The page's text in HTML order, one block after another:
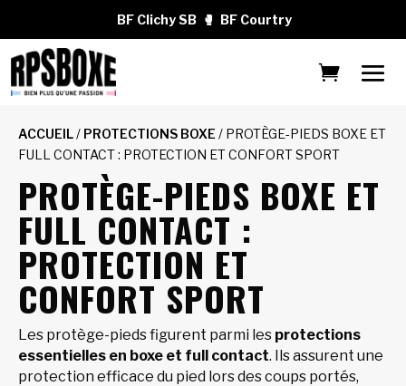
BF Clichy SB 🥊 BF Courtry
ACCUEIL/ PROTECTIONS BOXE / PROTÈGE-PIEDS BOXE ET
FULL CONTACT : PROTECTION ET CONFORT SPORT
PROTÈGE-PIEDS BOXE ET
FULL CONTACT :
PROTECTION ET
CONFORT SPORT
Les protège-pieds figurent parmi les protections
essentielles en boxe et full contact. Ils assurent une
protection efficace du pied lors des coups portés,